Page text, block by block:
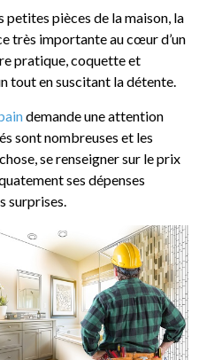
petites pièces de la maison, la
très importante au cœur d’un
pratique, coquette et
tout en suscitant la détente.
demande une attention
sont nombreuses et les
se renseigner sur le prix
ses dépenses
surprises.